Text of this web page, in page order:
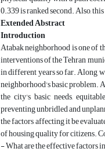
0.339 is ranked second. Also,
Extended Abstract
Introduction
Atabak neighborhood is one of
interventions of the Tehran
in different years so far. Along
neighborhood's basic problem.
the city's basic needs,
preventing unbridled and
the factors affecting it be
of housing quality for citizens.
- What are the effective factors